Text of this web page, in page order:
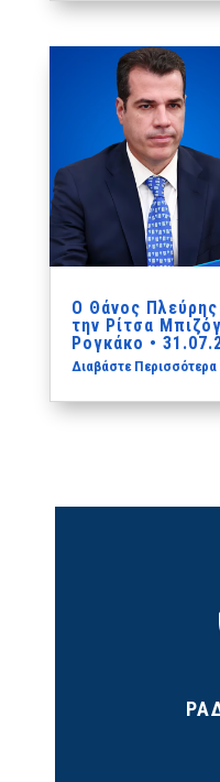
Ο Θάνος
την Ρίτσα
Ρογκάκο •
Διαβάστε Περισσότερα